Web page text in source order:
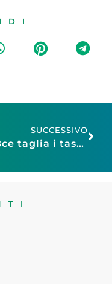
SUCCESSIVO
La Bce taglia i tassi di un quarto di punto al 2%